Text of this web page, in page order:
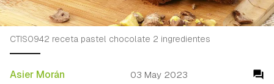
Asier Morán 03 May 2023
CTIS0942 receta pastel chocolate 2 ingredientes